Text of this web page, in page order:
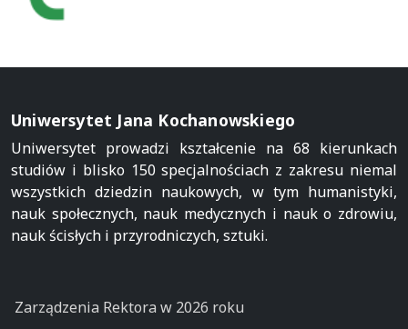
Uniwersytet Jana Kochanowskiego
Uniwersytet prowadzi kształcenie na 68 kierunkach
studiów i blisko 150 specjalnościach z zakresu niemal
wszystkich dziedzin naukowych, w tym humanistyki,
nauk społecznych, nauk medycznych i nauk o zdrowiu,
nauk ścisłych i przyrodniczych, sztuki.
Zarządzenia Rektora w 2026 roku